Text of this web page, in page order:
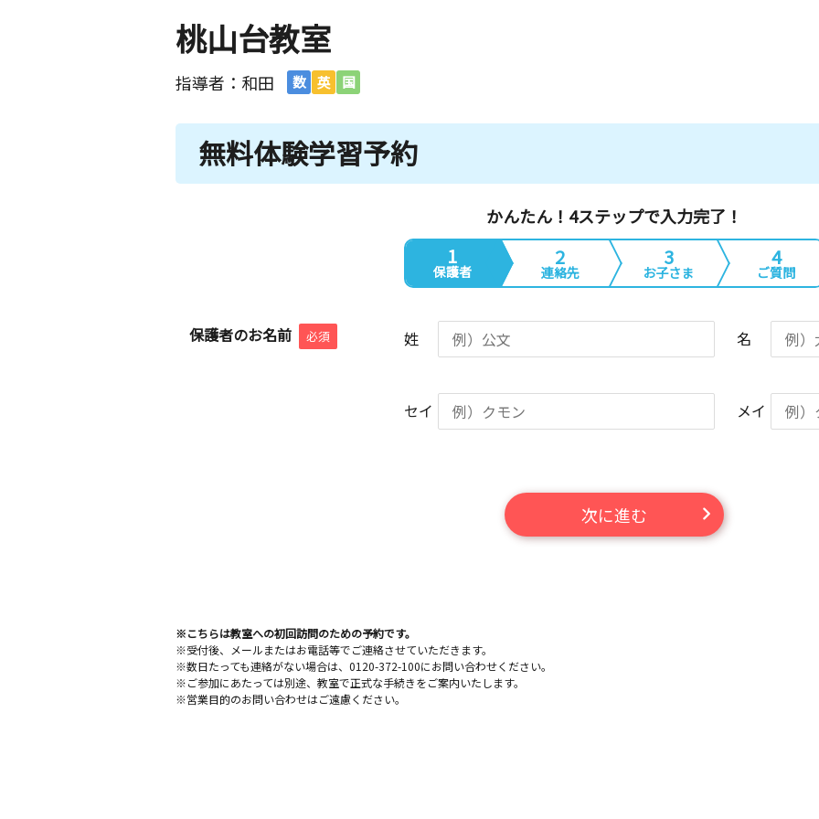
桃山台教室
指導者：和田 数 英 国
無料体験学習予約
かんたん！4ステップで入力完了！
1
保護者
2
連絡先
3
お子さま
4
ご質問
保護者のお名前 必須 姓 名
セイ メイ
次に進む
※こちらは教室への初回訪問のための予約です。
※受付後、メールまたはお電話等でご連絡させていただきます。
※数日たっても連絡がない場合は、0120-372-100にお問い合わせください。
※ご参加にあたっては別途、教室で正式な手続きをご案内いたします。
※営業目的のお問い合わせはご遠慮ください。